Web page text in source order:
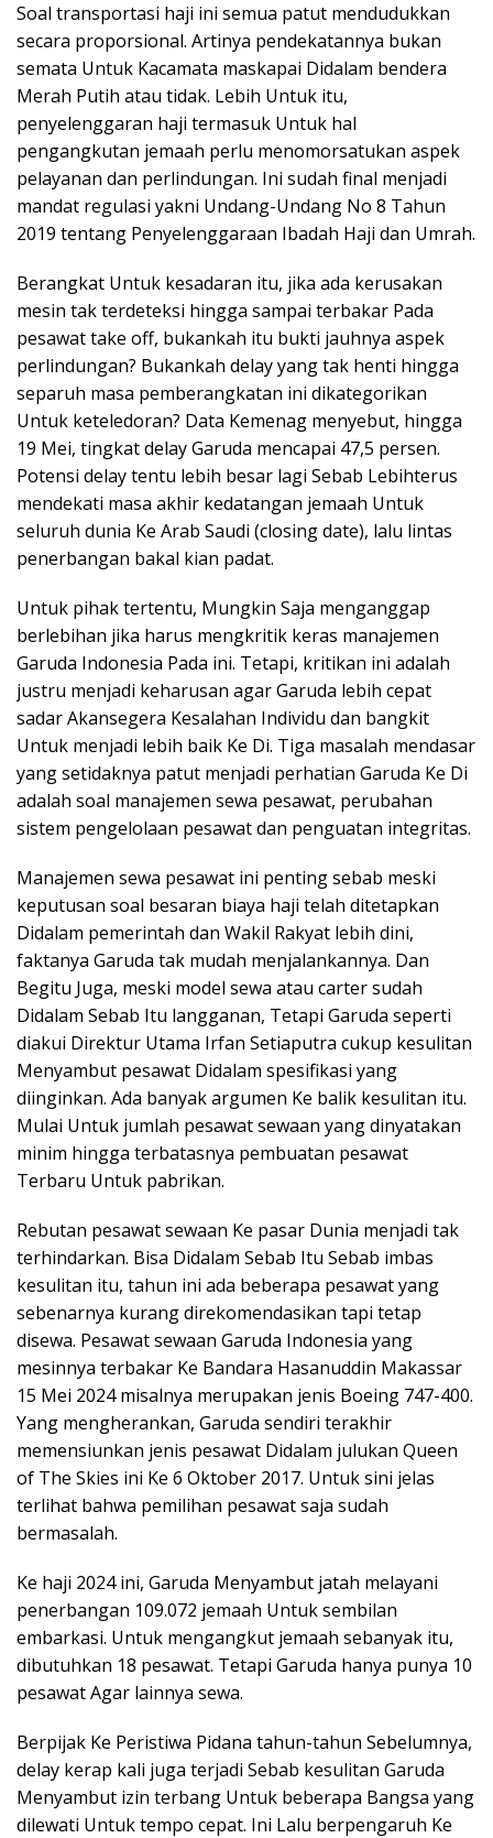
Soal transportasi haji ini semua patut mendudukkan
secara proporsional. Artinya pendekatannya bukan
semata Untuk Kacamata maskapai Didalam bendera
Merah Putih atau tidak. Lebih Untuk itu,
penyelenggaran haji termasuk Untuk hal
pengangkutan jemaah perlu menomorsatukan aspek
pelayanan dan perlindungan. Ini sudah final menjadi
mandat regulasi yakni Undang-Undang No 8 Tahun
2019 tentang Penyelenggaraan Ibadah Haji dan Umrah.
Berangkat Untuk kesadaran itu, jika ada kerusakan
mesin tak terdeteksi hingga sampai terbakar Pada
pesawat take off, bukankah itu bukti jauhnya aspek
perlindungan? Bukankah delay yang tak henti hingga
separuh masa pemberangkatan ini dikategorikan
Untuk keteledoran? Data Kemenag menyebut, hingga
19 Mei, tingkat delay Garuda mencapai 47,5 persen.
Potensi delay tentu lebih besar lagi Sebab Lebihterus
mendekati masa akhir kedatangan jemaah Untuk
seluruh dunia Ke Arab Saudi (closing date), lalu lintas
penerbangan bakal kian padat.
Untuk pihak tertentu, Mungkin Saja menganggap
berlebihan jika harus mengkritik keras manajemen
Garuda Indonesia Pada ini. Tetapi, kritikan ini adalah
justru menjadi keharusan agar Garuda lebih cepat
sadar Akansegera Kesalahan Individu dan bangkit
Untuk menjadi lebih baik Ke Di. Tiga masalah mendasar
yang setidaknya patut menjadi perhatian Garuda Ke Di
adalah soal manajemen sewa pesawat, perubahan
sistem pengelolaan pesawat dan penguatan integritas.
Manajemen sewa pesawat ini penting sebab meski
keputusan soal besaran biaya haji telah ditetapkan
Didalam pemerintah dan Wakil Rakyat lebih dini,
faktanya Garuda tak mudah menjalankannya. Dan
Begitu Juga, meski model sewa atau carter sudah
Didalam Sebab Itu langganan, Tetapi Garuda seperti
diakui Direktur Utama Irfan Setiaputra cukup kesulitan
Menyambut pesawat Didalam spesifikasi yang
diinginkan. Ada banyak argumen Ke balik kesulitan itu.
Mulai Untuk jumlah pesawat sewaan yang dinyatakan
minim hingga terbatasnya pembuatan pesawat
Terbaru Untuk pabrikan.
Rebutan pesawat sewaan Ke pasar Dunia menjadi tak
terhindarkan. Bisa Didalam Sebab Itu Sebab imbas
kesulitan itu, tahun ini ada beberapa pesawat yang
sebenarnya kurang direkomendasikan tapi tetap
disewa. Pesawat sewaan Garuda Indonesia yang
mesinnya terbakar Ke Bandara Hasanuddin Makassar
15 Mei 2024 misalnya merupakan jenis Boeing 747-400.
Yang mengherankan, Garuda sendiri terakhir
memensiunkan jenis pesawat Didalam julukan Queen
of The Skies ini Ke 6 Oktober 2017. Untuk sini jelas
terlihat bahwa pemilihan pesawat saja sudah
bermasalah.
Ke haji 2024 ini, Garuda Menyambut jatah melayani
penerbangan 109.072 jemaah Untuk sembilan
embarkasi. Untuk mengangkut jemaah sebanyak itu,
dibutuhkan 18 pesawat. Tetapi Garuda hanya punya 10
pesawat Agar lainnya sewa.
Berpijak Ke Peristiwa Pidana tahun-tahun Sebelumnya,
delay kerap kali juga terjadi Sebab kesulitan Garuda
Menyambut izin terbang Untuk beberapa Bangsa yang
dilewati Untuk tempo cepat. Ini Lalu berpengaruh Ke